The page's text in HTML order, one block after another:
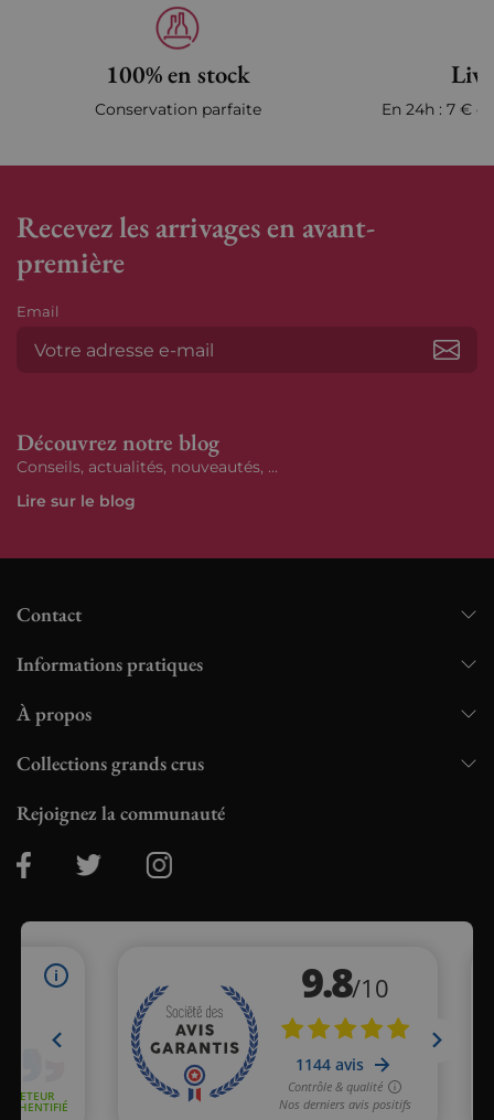
100% en stock
Conservation parfaite En 24h : 7 €
Recevez les arrivages en avant-
première
Email
Découvrez notre blog
Conseils, actualités, nouveautés, ...
Lire sur le blog
Contact
Informations pratiques
À propos
Collections grands crus
Rejoignez la communauté